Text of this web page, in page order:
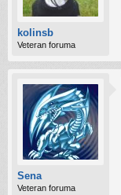
kolinsb
Veteran foruma
Sena
Veteran foruma